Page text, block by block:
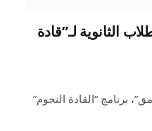
الثانوية لـ”قادة
برنامج “القادة النجوم”